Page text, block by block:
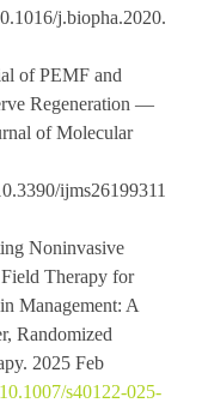
of PEMF and
Regeneration —
of Molecular
ijms26199311
Noninvasive
Therapy for
Management: A
Randomized
2025 Feb
10.1007/s40122-025-